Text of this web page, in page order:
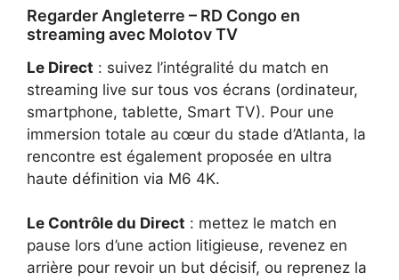
Regarder Angleterre – RD Congo en
streaming avec Molotov TV
Le Direct : suivez l’intégralité du match en
streaming live sur tous vos écrans (ordinateur,
smartphone, tablette, Smart TV). Pour une
immersion totale au cœur du stade d’Atlanta, la
rencontre est également proposée en ultra
haute définition via M6 4K.
Le Contrôle du Direct : mettez le match en
pause lors d’une action litigieuse, revenez en
arrière pour revoir un but décisif, ou reprenez la